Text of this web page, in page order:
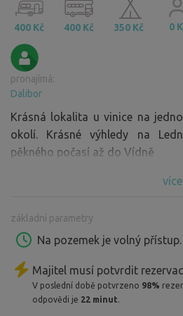
400 Kč 400 Kč 350 Kč 0
pronajímá:
Dalibor
Krásná lokalita u vinice na
okolí. Krásné výhledy na
pěkného počasí až do Vídně
více
základní parametry
Na pozemek je volný přístup.
Majitel musí potvrdit
V poslední době potvrzeno 98%
odpovědi je 22 minut.